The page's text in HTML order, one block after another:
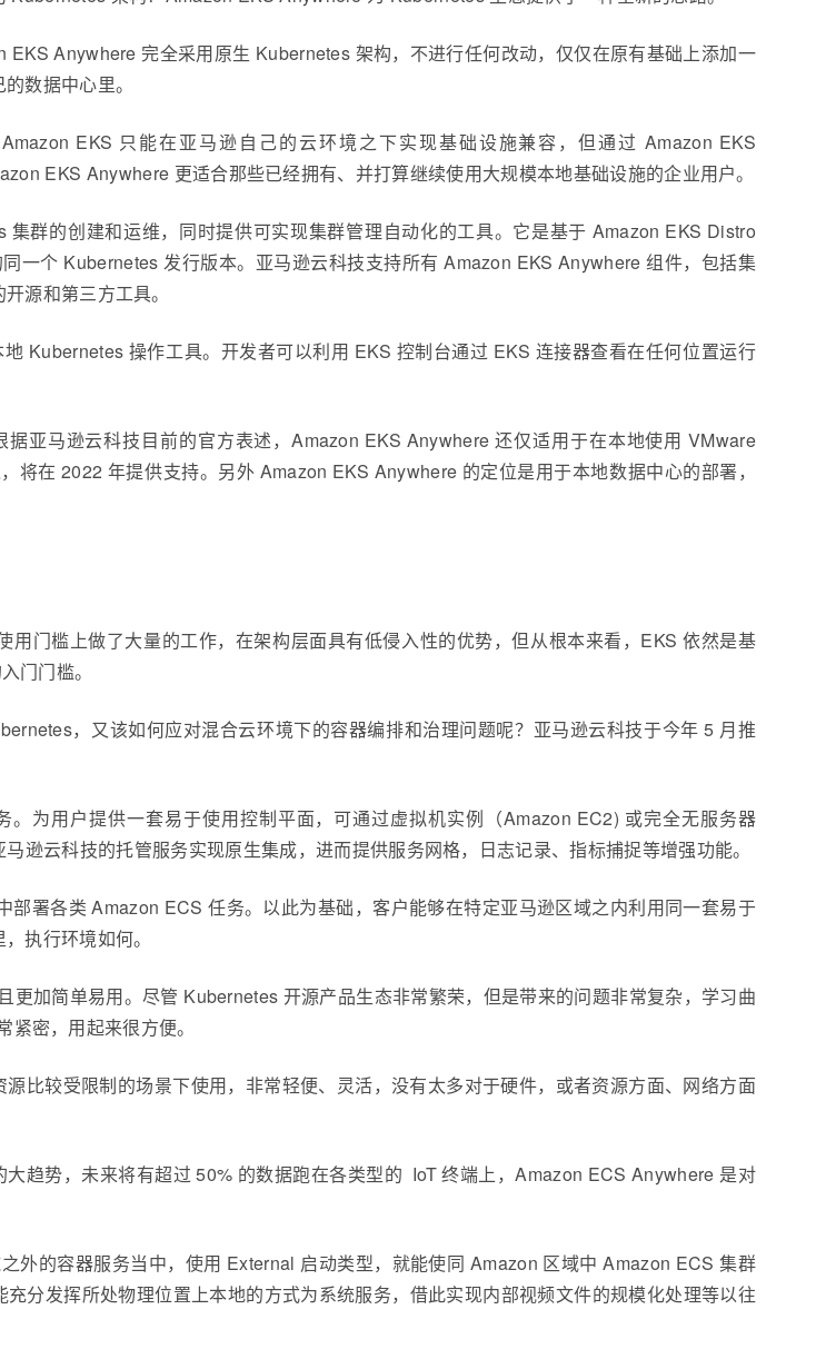
Anywhere 完全采用原生 Kubernetes 架构，不进行任何改动，仅仅在原有基础上添加一
数据中心里。
EKS 只能在亚马逊自己的云环境之下实现基础设施兼容，但通过 Amazon EKS
EKS Anywhere 更适合那些已经拥有、并打算继续使用大规模本地基础设施的企业用户。
群的创建和运维，同时提供可实现集群管理自动化的工具。它是基于 Amazon EKS Distro
一个 Kubernetes 发行版本。亚马逊云科技支持所有 Amazon EKS Anywhere 组件，包括集
源和第三方工具。
Kubernetes 操作工具。开发者可以利用 EKS 控制台通过 EKS 连接器查看在任何位置运行
亚马逊云科技目前的官方表述，Amazon EKS Anywhere 还仅适用于在本地使用 VMware
在 2022 年提供支持。另外 Amazon EKS Anywhere 的定位是用于本地数据中心的部署，
门槛上做了大量的工作，在架构层面具有低侵入性的优势，但从根本来看，EKS 依然是基
门门槛。
，又该如何应对混合云环境下的容器编排和治理问题呢？亚马逊云科技于今年 5 月推
为用户提供一套易于使用控制平面，可通过虚拟机实例（Amazon EC2) 或完全无服务器
逊云科技的托管服务实现原生集成，进而提供服务网格，日志记录、指标捕捉等增强功能。
署各类 Amazon ECS 任务。以此为基础，客户能够在特定亚马逊区域之内利用同一套易于
执行环境如何。
加简单易用。尽管 Kubernetes 开源产品生态非常繁荣，但是带来的问题非常复杂，学习曲
密，用起来很方便。
比较受限制的场景下使用，非常轻便、灵活，没有太多对于硬件，或者资源方面、网络方面
趋势，未来将有超过 50% 的数据跑在各类型的 IoT 终端上，Amazon ECS Anywhere 是对
外的容器服务当中，使用 External 启动类型，就能使同 Amazon 区域中 Amazon ECS 集群
分发挥所处物理位置上本地的方式为系统服务，借此实现内部视频文件的规模化处理等以往